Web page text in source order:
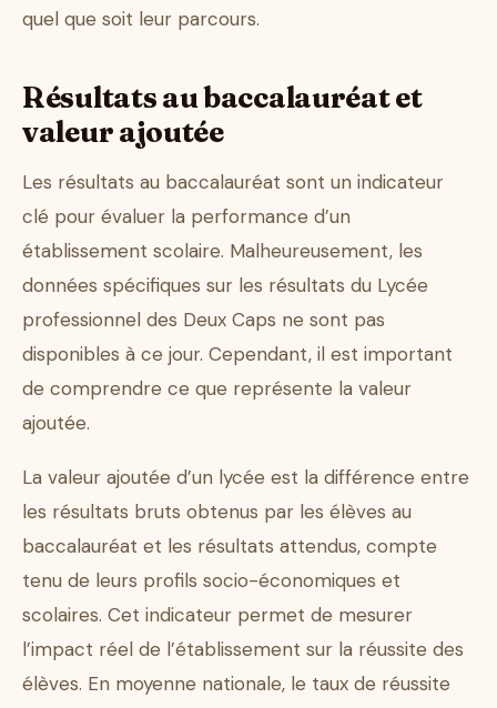
quel que soit leur parcours.
Résultats au baccalauréat et
valeur ajoutée
Les résultats au baccalauréat sont un indicateur
clé pour évaluer la performance d’un
établissement scolaire. Malheureusement, les
données spécifiques sur les résultats du Lycée
professionnel des Deux Caps ne sont pas
disponibles à ce jour. Cependant, il est important
de comprendre ce que représente la valeur
ajoutée.
La valeur ajoutée d’un lycée est la différence entre
les résultats bruts obtenus par les élèves au
baccalauréat et les résultats attendus, compte
tenu de leurs profils socio-économiques et
scolaires. Cet indicateur permet de mesurer
l’impact réel de l’établissement sur la réussite des
élèves. En moyenne nationale, le taux de réussite